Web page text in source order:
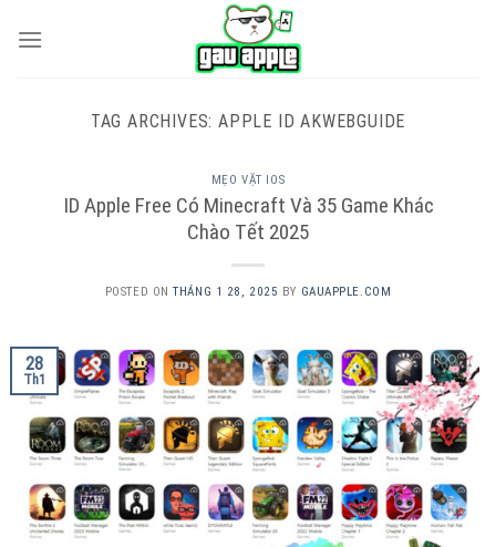
TAG ARCHIVES: APPLE ID AKWEBGUIDE
MẸO VẶT IOS
ID Apple Free Có Minecraft Và 35 Game Khác
Chào Tết 2025
POSTED ONTHÁNG 1 28, 2025 BY GAUAPPLE.COM
28
Th1